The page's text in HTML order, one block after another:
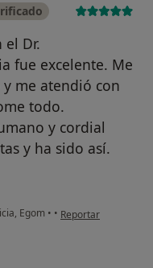
Dr.
fue excelente. Me
me atendió con
todo.
y cordial
y ha sido así.
Egom • • en opinión del
Reportar